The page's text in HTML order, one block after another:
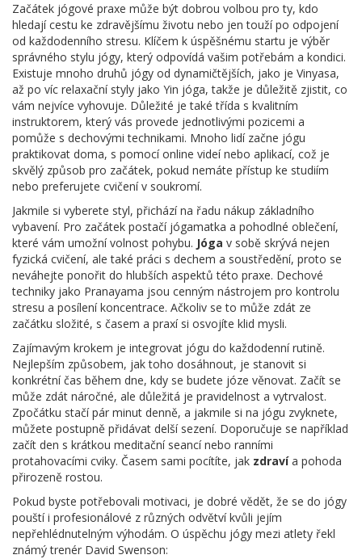
Začátek jógové praxe může být dobrou volbou pro ty, kdo
hledají cestu ke zdravějšímu životu nebo jen touží po odpojení
od každodenního stresu. Klíčem k úspěšnému startu je výběr
správného stylu jógy, který odpovídá vašim potřebám a kondici.
Existuje mnoho druhů jógy od dynamičtějších, jako je Vinyasa,
až po víc relaxační styly jako Yin jóga, takže je důležitě zjistit, co
vám nejvíce vyhovuje. Důležité je také třída s kvalitním
instruktorem, který vás provede jednotlivými pozicemi a
pomůže s dechovými technikami. Mnoho lidí začne jógu
praktikovat doma, s pomocí online videí nebo aplikací, což je
skvělý způsob pro začátek, pokud nemáte přístup ke studiím
nebo preferujete cvičení v soukromí.
Jakmile si vyberete styl, přichází na řadu nákup základního
vybavení. Pro začátek postačí jógamatka a pohodlné oblečení,
které vám umožní volnost pohybu. Jóga v sobě skrývá nejen
fyzická cvičení, ale také práci s dechem a soustředění, proto se
neváhejte ponořit do hlubších aspektů této praxe. Dechové
techniky jako Pranayama jsou cenným nástrojem pro kontrolu
stresu a posílení koncentrace. Ačkoliv se to může zdát ze
začátku složité, s časem a praxí si osvojíte klid mysli.
Zajímavým krokem je integrovat jógu do každodenní rutině.
Nejlepším způsobem, jak toho dosáhnout, je stanovit si
konkrétní čas během dne, kdy se budete józe věnovat. Začít se
může zdát náročné, ale důležitá je pravidelnost a vytrvalost.
Zpočátku stačí pár minut denně, a jakmile si na jógu zvyknete,
můžete postupně přidávat delší sezení. Doporučuje se například
začít den s krátkou meditační seancí nebo ranními
protahovacími cviky. Časem sami pocítíte, jak zdravía pohoda
přirozeně rostou.
Pokud byste potřebovali motivaci, je dobré vědět, že se do jógy
pouští i profesionálové z různých odvětví kvůli jejím
nepřehlédnutelným výhodám. O úspěchu jógy mezi atlety řekl
známý trenér David Swenson: